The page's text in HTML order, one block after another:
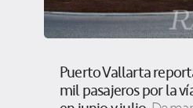
Puerto Vallarta
mil pasajeros por la